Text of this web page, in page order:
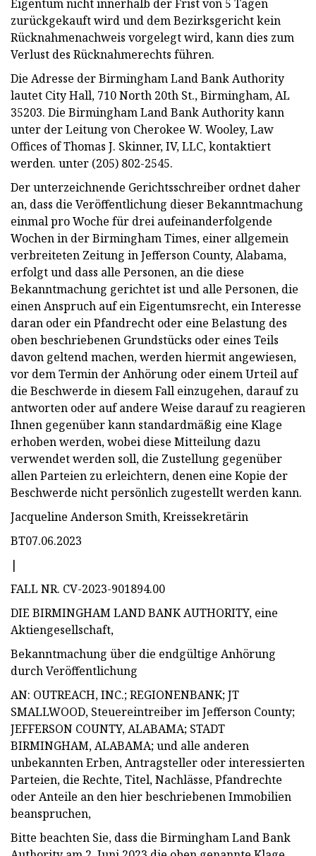
Eigentum nicht innerhalb der Frist von 5 Tagen
zurückgekauft wird und dem Bezirksgericht kein
Rücknahmenachweis vorgelegt wird, kann dies zum
Verlust des Rücknahmerechts führen.
Die Adresse der Birmingham Land Bank Authority
lautet City Hall, 710 North 20th St., Birmingham, AL
35203. Die Birmingham Land Bank Authority kann
unter der Leitung von Cherokee W. Wooley, Law
Offices of Thomas J. Skinner, IV, LLC, kontaktiert
werden. unter (205) 802-2545.
Der unterzeichnende Gerichtsschreiber ordnet daher
an, dass die Veröffentlichung dieser Bekanntmachung
einmal pro Woche für drei aufeinanderfolgende
Wochen in der Birmingham Times, einer allgemein
verbreiteten Zeitung in Jefferson County, Alabama,
erfolgt und dass alle Personen, an die diese
Bekanntmachung gerichtet ist und alle Personen, die
einen Anspruch auf ein Eigentumsrecht, ein Interesse
daran oder ein Pfandrecht oder eine Belastung des
oben beschriebenen Grundstücks oder eines Teils
davon geltend machen, werden hiermit angewiesen,
vor dem Termin der Anhörung oder einem Urteil auf
die Beschwerde in diesem Fall einzugehen, darauf zu
antworten oder auf andere Weise darauf zu reagieren
Ihnen gegenüber kann standardmäßig eine Klage
erhoben werden, wobei diese Mitteilung dazu
verwendet werden soll, die Zustellung gegenüber
allen Parteien zu erleichtern, denen eine Kopie der
Beschwerde nicht persönlich zugestellt werden kann.
Jacqueline Anderson Smith, Kreissekretärin
BT07.06.2023
|
FALL NR. CV-2023-901894.00
DIE BIRMINGHAM LAND BANK AUTHORITY, eine
Aktiengesellschaft,
Bekanntmachung über die endgültige Anhörung
durch Veröffentlichung
AN: OUTREACH, INC.; REGIONENBANK; JT
SMALLWOOD, Steuereintreiber im Jefferson County;
JEFFERSON COUNTY, ALABAMA; STADT
BIRMINGHAM, ALABAMA; und alle anderen
unbekannten Erben, Antragsteller oder interessierten
Parteien, die Rechte, Titel, Nachlässe, Pfandrechte
oder Anteile an den hier beschriebenen Immobilien
beanspruchen,
Bitte beachten Sie, dass die Birmingham Land Bank